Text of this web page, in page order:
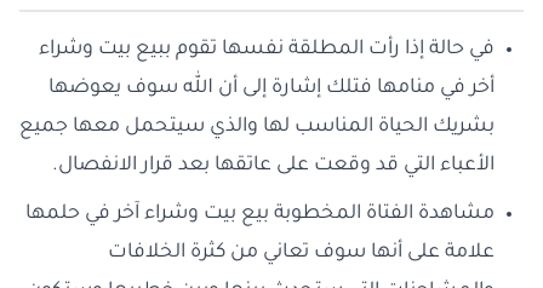
في حالة إذا رأت المطلقة نفسها تقوم ببيع بيت وشراء
أخر في منامها فتلك إشارة إلى أن الله سوف يعوضها
بشريك الحياة المناسب لها والذي سيتحمل معها جميع
الأعباء التي قد وقعت على عاتقها بعد قرار الانفصال.
مشاهدة الفتاة المخطوبة بيع بيت وشراء آخر في حلمها
علامة على أنها سوف تعاني من كثرة الخلافات